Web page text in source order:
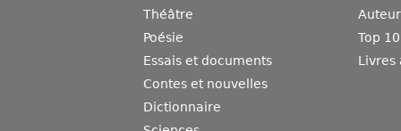
Théâtre
Poésie
Essais et documents
Contes et nouvelles
Dictionnaire
Top
Livres